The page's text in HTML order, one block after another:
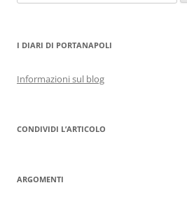
per:
I DIARI DI PORTANAPOLI
Informazioni sul blog
CONDIVIDI L’ARTICOLO
ARGOMENTI